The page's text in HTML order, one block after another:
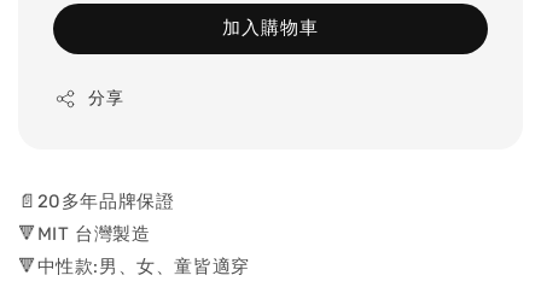
加入購物車
分享
📄20多年品牌保證
🔻MIT 台灣製造
🔻中性款:男、女、童皆適穿